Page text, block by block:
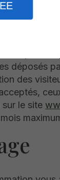
(non
déposés
des
le site